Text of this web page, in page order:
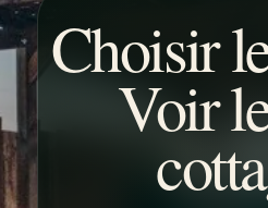
Choisir
Voir